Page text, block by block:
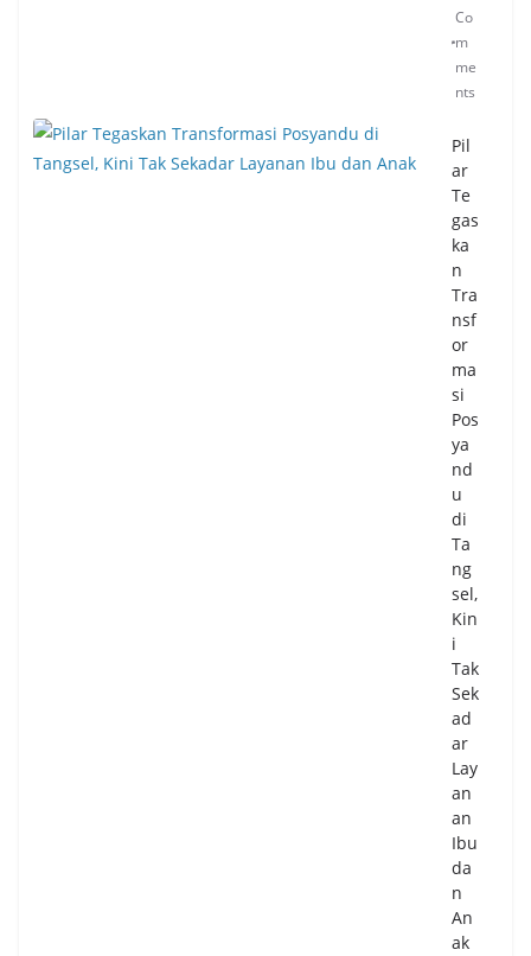
gka
tka
n
Per
no
mi
an
Wa
rga
04/
08/
20
0
Co
m
me
nts
BK
N
but
Pel
ant
ika
n
53
AS
i
Mo
ntu
m
Co
m
me
nts
Pil
ar
Te
gas
ka
n
Tra
nsf
or
ma
si
Pos
ya
nd
u
di
Ta
ng
sel,
Kin
i
Tak
Sek
ad
ar
Lay
an
an
Ibu
da
n
An
ak